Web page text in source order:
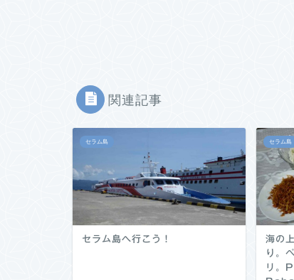
関連記事
セラム島
セラム島へ行こう！
セラム島
海の
り。
リ。